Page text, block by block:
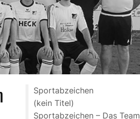
Sportabzeichen
(kein Titel)
Sportabzeichen – Das Team